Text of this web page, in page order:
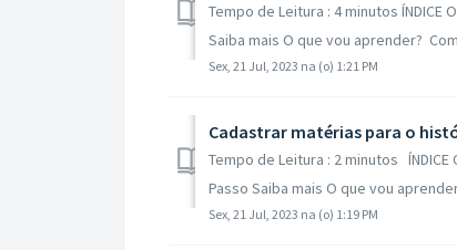
Tempo de Leitura : 4 minutos
Saiba mais O que vou aprender?
Sex, 21 Jul, 2023 na (o) 1:21 PM
Cadastrar matérias para o
Tempo de Leitura : 2 minutos
Passo Saiba mais O que vou
Sex, 21 Jul, 2023 na (o) 1:19 PM